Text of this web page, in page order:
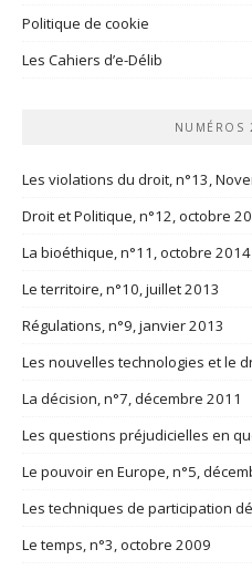
Politique de cookie
Les Cahiers d’e-Délib
NUMÉROS
Les violations du droit, n°13,
Droit et Politique, n°12, octobre
La bioéthique, n°11, octobre 2014
Le territoire, n°10, juillet 2013
Régulations, n°9, janvier 2013
Les nouvelles technologies et le
La décision, n°7, décembre 2011
Les questions préjudicielles en
Le pouvoir en Europe, n°5,
Les techniques de participation
Le temps, n°3, octobre 2009